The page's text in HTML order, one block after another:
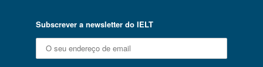
Subscrever a newsletter do IELT